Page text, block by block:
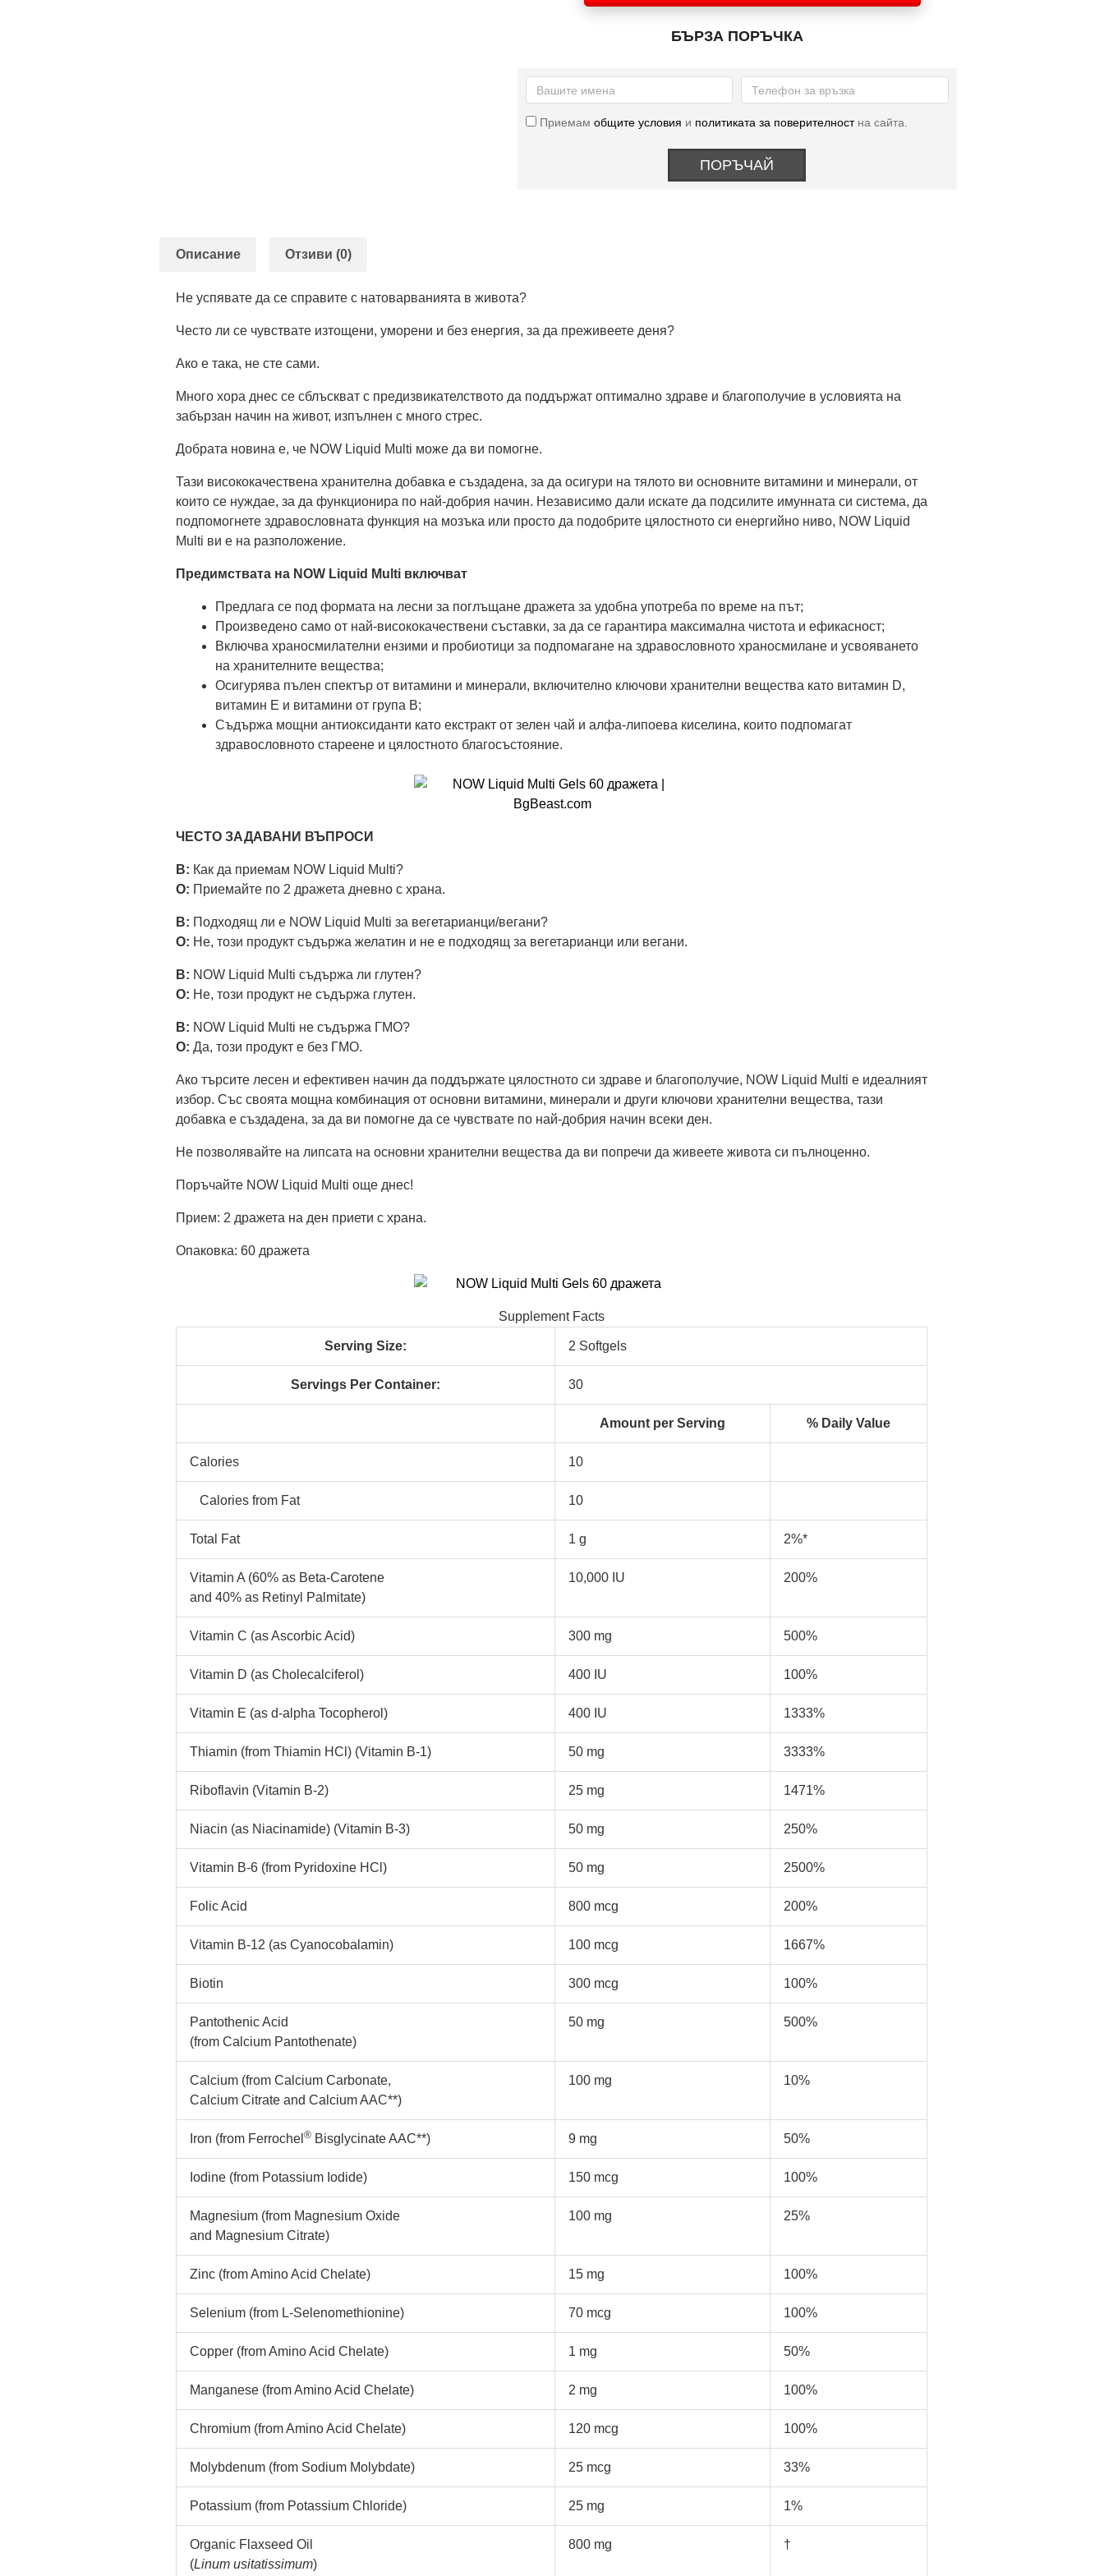
Liquid
60
дражета
БЪРЗА ПОРЪЧКА
Приемам общите условия и политиката за поверителностна сайта.
ПОРЪЧАЙ
Описание Отзиви (0)
Не успявате да се справите с натоварванията в живота?
Често ли се чувствате изтощени, уморени и без енергия, за да преживеете деня?
Ако е така, не сте сами.
Много хора днес се сблъскват с предизвикателството да поддържат оптимално здраве и благополучие в условията на
забързан начин на живот, изпълнен с много стрес.
Добрата новина е, че NOW Liquid Multi може да ви помогне.
Тази висококачествена хранителна добавка е създадена, за да осигури на тялото ви основните витамини и минерали, от
които се нуждае, за да функционира по най-добрия начин. Независимо дали искате да подсилите имунната си система, да
подпомогнете здравословната функция на мозъка или просто да подобрите цялостното си енергийно ниво, NOW Liquid
Multi ви е на разположение.
Предимствата на NOW Liquid Multi включват
Предлага се под формата на лесни за поглъщане дражета за удобна употреба по време на път;
Произведено само от най-висококачествени съставки, за да се гарантира максимална чистота и ефикасност;
Включва храносмилателни ензими и пробиотици за подпомагане на здравословното храносмилане и усвояването
на хранителните вещества;
Осигурява пълен спектър от витамини и минерали, включително ключови хранителни вещества като витамин D,
витамин Е и витамини от група В;
Съдържа мощни антиоксиданти като екстракт от зелен чай и алфа-липоева киселина, които подпомагат
здравословното стареене и цялостното благосъстояние.
ЧЕСТО ЗАДАВАНИ ВЪПРОСИ
В: Как да приемам NOW Liquid Multi?
О: Приемайте по 2 дражета дневно с храна.
В: Подходящ ли е NOW Liquid Multi за вегетарианци/вегани?
О: Не, този продукт съдържа желатин и не е подходящ за вегетарианци или вегани.
В: NOW Liquid Multi съдържа ли глутен?
О: Не, този продукт не съдържа глутен.
В: NOW Liquid Multi не съдържа ГМО?
О: Да, този продукт е без ГМО.
Ако търсите лесен и ефективен начин да поддържате цялостното си здраве и благополучие, NOW Liquid Multi е идеалният
избор. Със своята мощна комбинация от основни витамини, минерали и други ключови хранителни вещества, тази
добавка е създадена, за да ви помогне да се чувствате по най-добрия начин всеки ден.
Не позволявайте на липсата на основни хранителни вещества да ви попречи да живеете живота си пълноценно.
Поръчайте NOW Liquid Multi още днес!
Прием: 2 дражета на ден приети с храна.
Опаковка: 60 дражета
Supplement Facts
Serving Size: 2 Softgels
Servings Per Container: 30
Amount per Serving % Daily Value
Calories 10
Calories from Fat 10
Total Fat 1 g 2%*
Vitamin A (60% as Beta-Carotene
and 40% as Retinyl Palmitate)
10,000 IU 200%
Vitamin C (as Ascorbic Acid) 300 mg 500%
Vitamin D (as Cholecalciferol) 400 IU 100%
Vitamin E (as d-alpha Tocopherol) 400 IU 1333%
Thiamin (from Thiamin HCl) (Vitamin B-1) 50 mg 3333%
Riboflavin (Vitamin B-2) 25 mg 1471%
Niacin (as Niacinamide) (Vitamin B-3) 50 mg 250%
Vitamin B-6 (from Pyridoxine HCl) 50 mg 2500%
Folic Acid 800 mcg 200%
Vitamin B-12 (as Cyanocobalamin) 100 mcg 1667%
Biotin 300 mcg 100%
Pantothenic Acid
(from Calcium Pantothenate)
50 mg 500%
Calcium (from Calcium Carbonate,
Calcium Citrate and Calcium AAC**)
100 mg 10%
Iron (from Ferrochel® Bisglycinate AAC**) 9 mg 50%
Iodine (from Potassium Iodide) 150 mcg 100%
Magnesium (from Magnesium Oxide
and Magnesium Citrate)
100 mg 25%
Zinc (from Amino Acid Chelate) 15 mg 100%
Selenium (from L-Selenomethionine) 70 mcg 100%
Copper (from Amino Acid Chelate) 1 mg 50%
Manganese (from Amino Acid Chelate) 2 mg 100%
Chromium (from Amino Acid Chelate) 120 mcg 100%
Molybdenum (from Sodium Molybdate) 25 mcg 33%
Potassium (from Potassium Chloride) 25 mg 1%
Organic Flaxseed Oil
(Linum usitatissimum)
800 mg †